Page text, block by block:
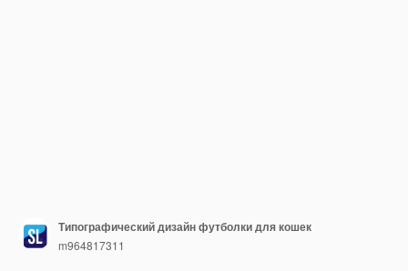
Типографический дизайн футболки для кошек
m964817311